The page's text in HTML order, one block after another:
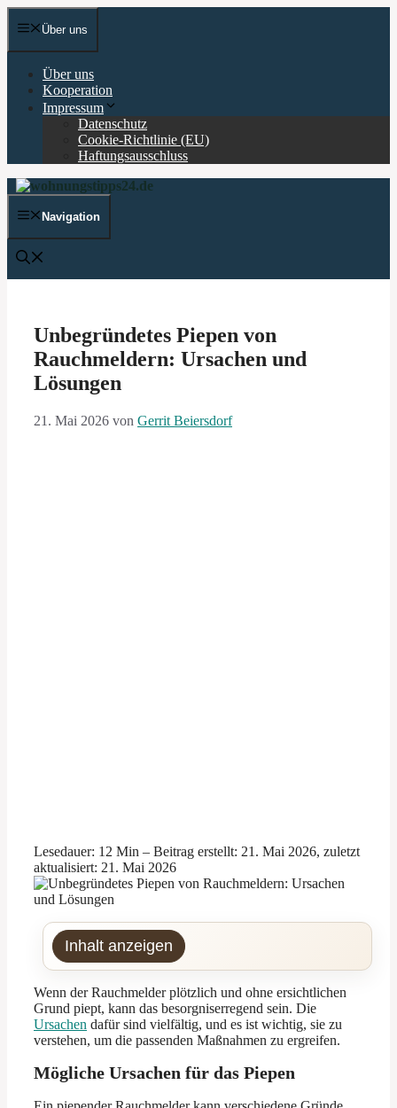
Zum
Inhalt Über uns
Über uns
Kooperation
Impressum
Datenschutz
Cookie-Richtlinie (EU)
Haftungsausschluss
Navigation
Unbegründetes Piepen von
Rauchmeldern: Ursachen und
Lösungen
21. Mai 2026 von Gerrit Beiersdorf
Lesedauer: 12 Min – Beitrag erstellt: 21. Mai 2026, zuletzt
aktualisiert: 21. Mai 2026
Inhalt anzeigen
Wenn der Rauchmelder plötzlich und ohne ersichtlichen
Grund piept, kann das besorgniserregend sein. Die
Ursachen dafür sind vielfältig, und es ist wichtig, sie zu
verstehen, um die passenden Maßnahmen zu ergreifen.
Mögliche Ursachen für das Piepen